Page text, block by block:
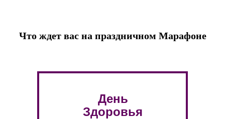
Что ждет вас на праздничном Марафоне
День
Здоровья